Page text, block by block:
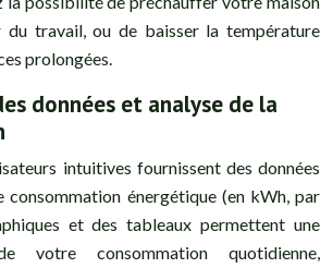
travail, ou de baisser la température
prolongées.
données et analyse de la
intuitives fournissent des données
consommation énergétique (en kWh, par
et des tableaux permettent une
votre consommation quotidienne,